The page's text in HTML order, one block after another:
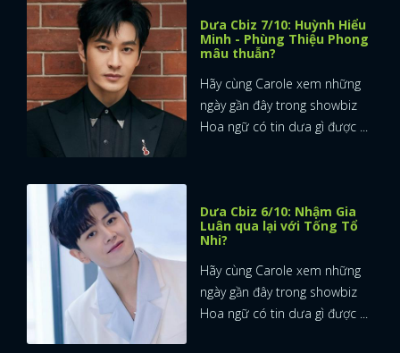
Dưa Cbiz 7/10: Huỳnh Hiểu
Minh - Phùng Thiệu Phong
mâu thuẫn?
Hãy cùng Carole xem những
ngày gần đây trong showbiz
Hoa ngữ có tin dưa gì được ...
Dưa Cbiz 6/10: Nhậm Gia
Luân qua lại với Tống Tổ
Nhi?
Hãy cùng Carole xem những
ngày gần đây trong showbiz
Hoa ngữ có tin dưa gì được ...